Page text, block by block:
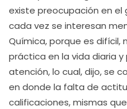
existe preocupación en el
cada vez se interesan
Química, porque es difícil,
práctica en la vida diaria
atención, lo cual, dijo, se
en donde la falta de
calificaciones, mismas